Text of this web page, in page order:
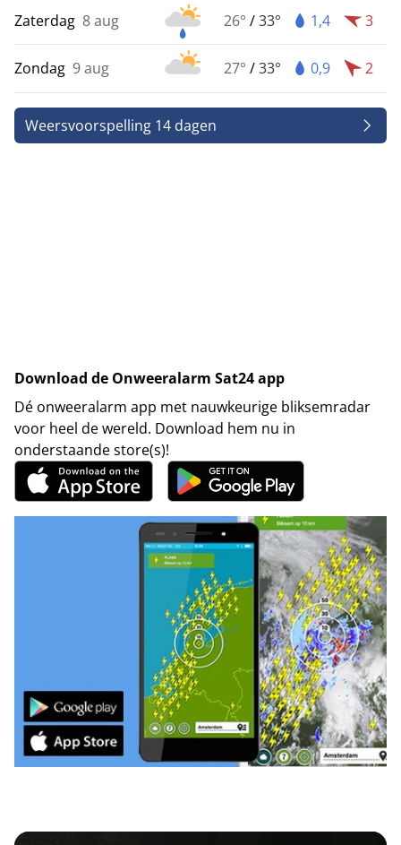
Zaterdag 8 aug 26° /33° 1,4 3
Zondag 9 aug 27° /33° 0,9 2
Weersvoorspelling 14 dagen
Download de Onweeralarm Sat24 app
Dé onweeralarm app met nauwkeurige bliksemradar
voor heel de wereld. Download hem nu in
onderstaande store(s)!